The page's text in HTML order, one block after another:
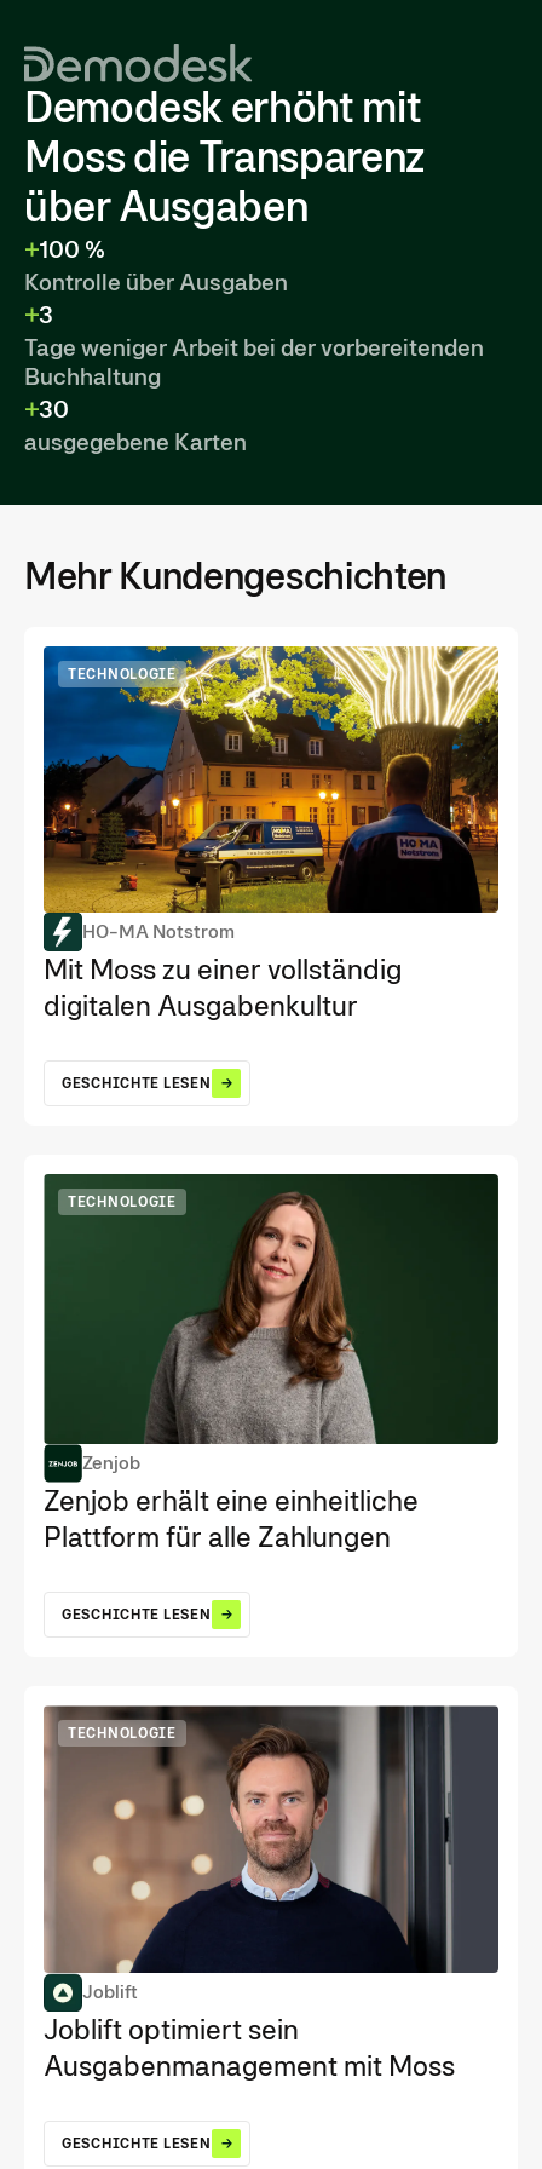
Demodesk erhöht mit
Moss die Transparenz
über Ausgaben
100 %
Kontrolle über Ausgaben
3
Tage weniger Arbeit bei der vorbereitenden
Buchhaltung
30
ausgegebene Karten
Mehr Kundengeschichten
TECHNOLOGIE
HO-MA Notstrom
Mit Moss zu einer vollständig
digitalen Ausgabenkultur
GESCHICHTE LESEN
TECHNOLOGIE
Zenjob
Zenjob erhält eine einheitliche
Plattform für alle Zahlungen
GESCHICHTE LESEN
TECHNOLOGIE
Joblift
Joblift optimiert sein
Ausgabenmanagement mit Moss
GESCHICHTE LESEN